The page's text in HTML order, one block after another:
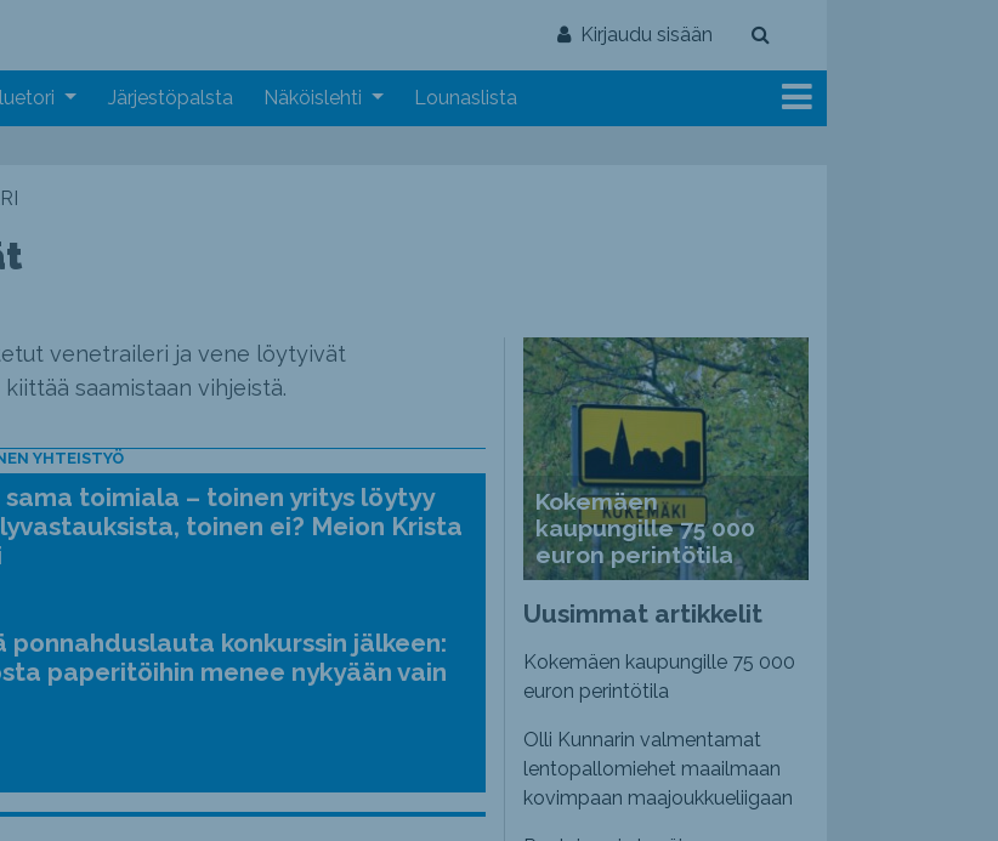
Kirjaudu sisään
Järjestöpalsta Näköislehti Lounaslista
venetraileri ja vene löytyivät
saamistaan vihjeistä.
YHTEISTYÖ
toimiala – toinen yritys löytyy
toinen ei? Meion Krista
konkurssin jälkeen:
paperitöihin menee nykyään vain
Kokemäen
kaupungille 75 000
euron perintötila
Uusimmat artikkelit
Kokemäen kaupungille 75 000
euron perintötila
Olli Kunnarin valmentamat
lentopallomiehet maailmaan
kovimpaan maajoukkueliigaan